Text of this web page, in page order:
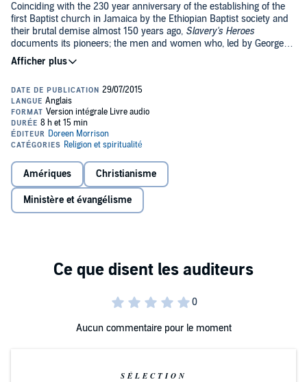
Coinciding with the 230 year anniversary of the establishing of the
first Baptist church in Jamaica by the Ethiopian Baptist society and
their brutal demise almost 150 years ago, Slavery's Heroes
documents its pioneers; the men and women who, led by George
Liele, advocated for a nation from enslavement to emancipation and
beyond. This work offers insight into a people, a faith and a
sacrifice, as it sought to achieve freedom for generations of people it
knew it would never meet.
©2014 Doreen Morrison (P)2015 Doreen Morrison
Amériques Christianisme
Ministère et évangélisme
Aucun commentaire pour le moment
SÉLECTION